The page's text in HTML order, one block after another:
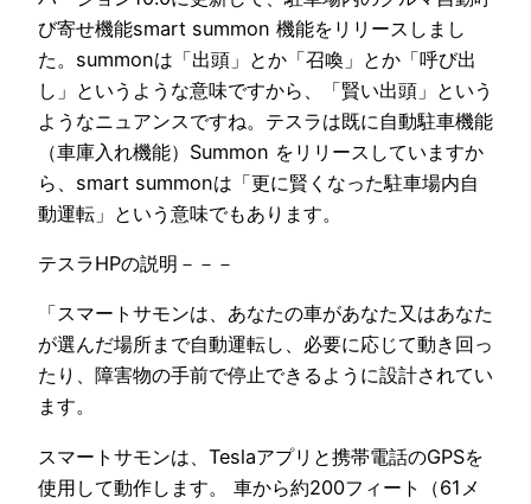
び寄せ機能smart summon 機能をリリースしまし
た。summonは「出頭」とか「召喚」とか「呼び出
し」というような意味ですから、「賢い出頭」という
ようなニュアンスですね。テスラは既に自動駐車機能
（車庫入れ機能）Summon をリリースしていますか
ら、smart summonは「更に賢くなった駐車場内自
動運転」という意味でもあります。
テスラHPの説明－－－
「スマートサモンは、あなたの車があなた又はあなた
が選んだ場所まで自動運転し、必要に応じて動き回っ
たり、障害物の手前で停止できるように設計されてい
ます。
スマートサモンは、Teslaアプリと携帯電話のGPSを
使用して動作します。 車から約200フィート（61メ